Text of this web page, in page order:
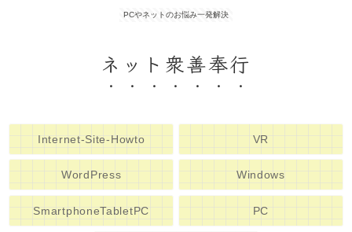
PCやネットのお悩み一発解決
ネット衆善奉行
Internet-Site-Howto VR
WordPress Windows
SmartphoneTabletPC PC